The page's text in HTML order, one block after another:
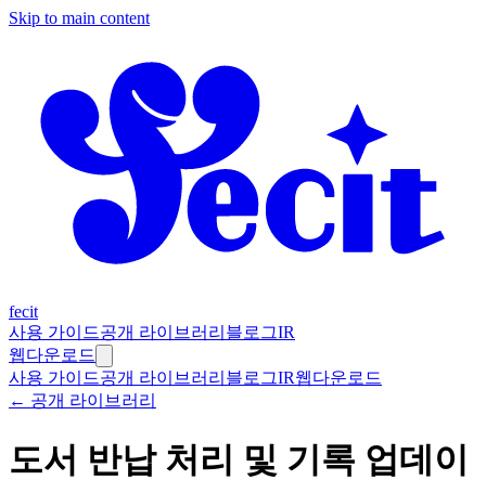
Skip to main content
fecit
사용 가이드공개 라이브러리 블로그IR
웹다운로드
사용 가이드공개 라이브러리 블로그IR웹다운로드
← 공개 라이브러리
도서 반납 처리 및 기록 업데이